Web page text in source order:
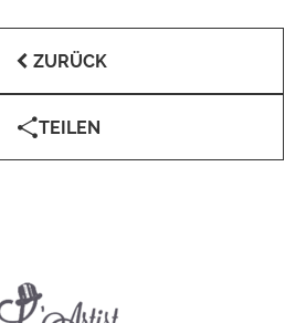
ZURÜCK
TEILEN